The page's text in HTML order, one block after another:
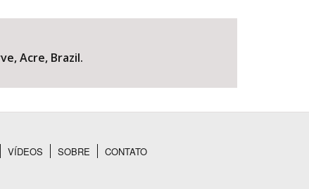
Acre, Brazil.
VÍDEOS SOBRE CONTATO